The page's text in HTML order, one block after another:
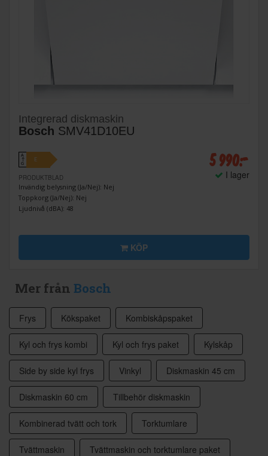
Integrerad diskmaskin
Bosch SMV41D10EU
A
↑
G
E
PRODUKTBLAD
Invändig belysning (Ja/Nej): Nej
Toppkorg (Ja/Nej): Nej
Ljudnivå (dBA): 48
5 990:-
I lager
KÖP
Mer från Bosch
Frys Kökspaket Kombiskåpspaket
Kyl och frys kombi Kyl och frys paket Kylskåp
Side by side kyl frys Vinkyl Diskmaskin 45 cm
Diskmaskin 60 cm Tillbehör diskmaskin
Kombinerad tvätt och tork Torktumlare
Tvättmaskin Tvättmaskin och torktumlare paket